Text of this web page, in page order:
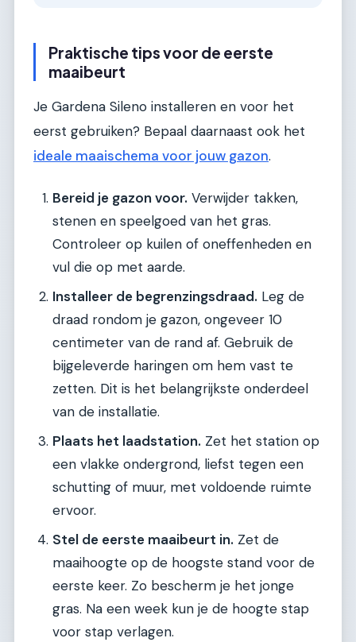
Praktische tips voor de eerste
maaibeurt
Je Gardena Sileno installeren en voor het
eerst gebruiken? Bepaal daarnaast ook het
ideale maaischema voor jouw gazon.
Bereid je gazon voor. Verwijder takken,
stenen en speelgoed van het gras.
Controleer op kuilen of oneffenheden en
vul die op met aarde.
Installeer de begrenzingsdraad. Leg de
draad rondom je gazon, ongeveer 10
centimeter van de rand af. Gebruik de
bijgeleverde haringen om hem vast te
zetten. Dit is het belangrijkste onderdeel
van de installatie.
Plaats het laadstation. Zet het station op
een vlakke ondergrond, liefst tegen een
schutting of muur, met voldoende ruimte
ervoor.
Stel de eerste maaibeurt in. Zet de
maaihoogte op de hoogste stand voor de
eerste keer. Zo bescherm je het jonge
gras. Na een week kun je de hoogte stap
voor stap verlagen.